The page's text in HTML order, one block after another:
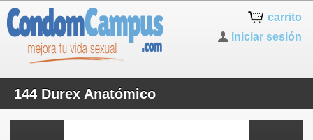
carrito
Iniciar sesión
144 Durex Anatómico